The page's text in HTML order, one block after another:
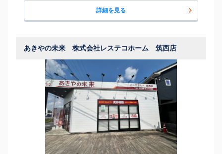
詳細を見る
あきやの未来 株式会社レステコホーム 筑西店